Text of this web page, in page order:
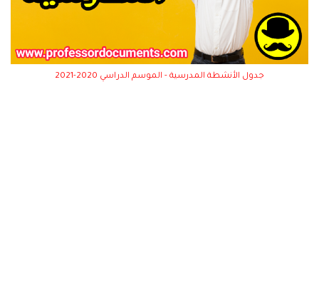
جدول الأنشطة المدرسية - الموسم الدراسي 2020-2021